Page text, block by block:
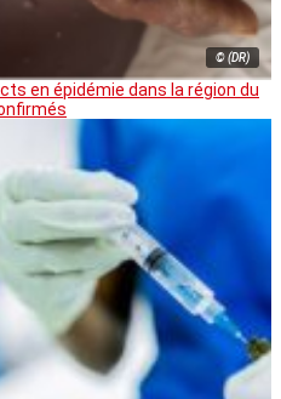
© (DR)
en épidémie dans la région du